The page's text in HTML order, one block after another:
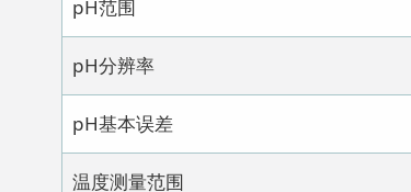
pH范围
pH分辨率
pH基本误差
温度测量范围